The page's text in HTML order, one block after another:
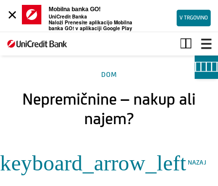
×
Mobilna banka GO!
UniCredit Banka
Naloži Prenesite aplikacijo Mobilna
banka GO! v aplikaciji Google Play
V TRGOVINO
Nepremičnine
DOM
Nepremičnine – nakup ali
najem?
keyboard_arrow_left NAZAJ